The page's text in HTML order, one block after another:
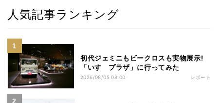
人気記事ランキング
初代ジェミニもビークロスも実物展示!
「いすゞプラザ」に行ってみた
2026/08/05 08:00 レポート